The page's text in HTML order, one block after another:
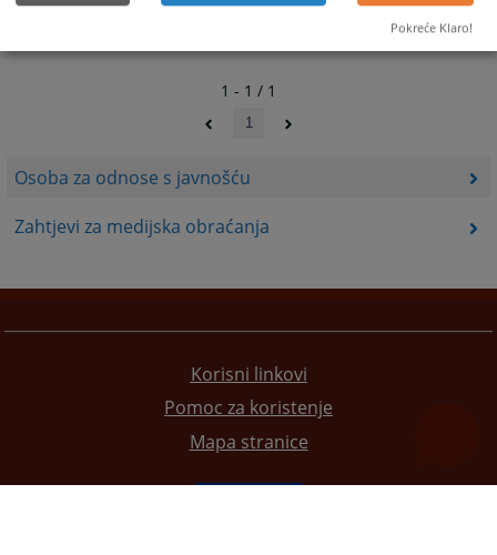
Osoba za odnose s javnošću
Zahtjevi za medijska obraćanja
1 - 1 / 1
1
Korisni linkovi
Pomoc za koristenje
Mapa stranice
Pokreće Klaro!